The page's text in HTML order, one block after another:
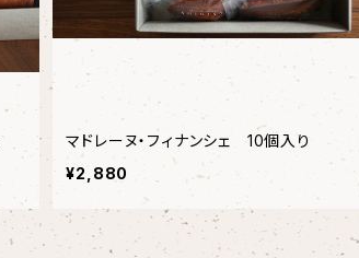
マドレーヌ・フィナンシェ 10個入り
¥2,880